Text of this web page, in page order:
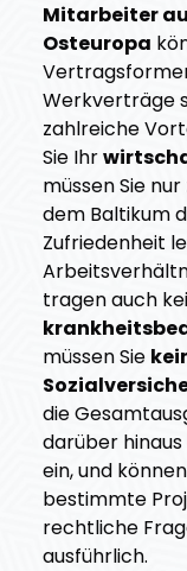
Mitarbeiter
Osteuropa
Werkverträge
zahlreiche
Sie Ihr
müssen Sie
dem Baltikum
Zufriedenheit
tragen auch
müssen Sie
die
darüber
ein, und
bestimmte
rechtliche
ausführlich.